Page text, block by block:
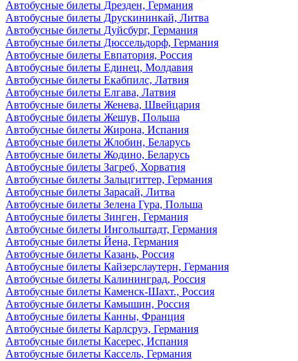
Автобусные билеты Дрезден, Германия
Автобусные билеты Друскининкай, Литва
Автобусные билеты Дуйсбург, Германия
Автобусные билеты Дюссельдорф, Германия
Автобусные билеты Евпатория, Россия
Автобусные билеты Единец, Молдавия
Автобусные билеты Екабпилс, Латвия
Автобусные билеты Елгава, Латвия
Автобусные билеты Женева, Швейцария
Автобусные билеты Жешув, Польша
Автобусные билеты Жирона, Испания
Автобусные билеты Жлобин, Беларусь
Автобусные билеты Жодино, Беларусь
Автобусные билеты Загреб, Хорватия
Автобусные билеты Зальцгиттер, Германия
Автобусные билеты Зарасай, Литва
Автобусные билеты Зелена Гура, Польша
Автобусные билеты Зинген, Германия
Автобусные билеты Ингольштадт, Германия
Автобусные билеты Йена, Германия
Автобусные билеты Казань, Россия
Автобусные билеты Кайзерслаутерн, Германия
Автобусные билеты Калининград, Россия
Автобусные билеты Каменск-Шахт., Россия
Автобусные билеты Камышин, Россия
Автобусные билеты Канны, Франция
Автобусные билеты Карлсруэ, Германия
Автобусные билеты Касерес, Испания
Автобусные билеты Кассель, Германия